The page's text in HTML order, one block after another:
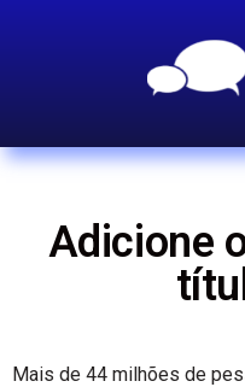
Adicione
Mais de 44 milhões de